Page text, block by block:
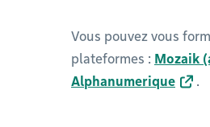
Vous pouvez vous
plateformes : Mozaik
Alphanumerique
.